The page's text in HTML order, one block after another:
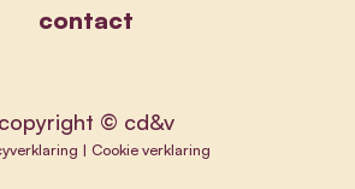
contact
copyright © cd&v
| Cookie verklaring